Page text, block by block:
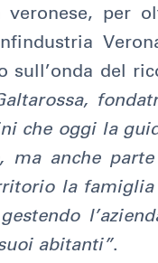
per
sull’onda del
che oggi la
anche
la famiglia
abitanti”.